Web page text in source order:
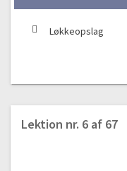
Løkkeopslag
Lektion nr. 6 af 67